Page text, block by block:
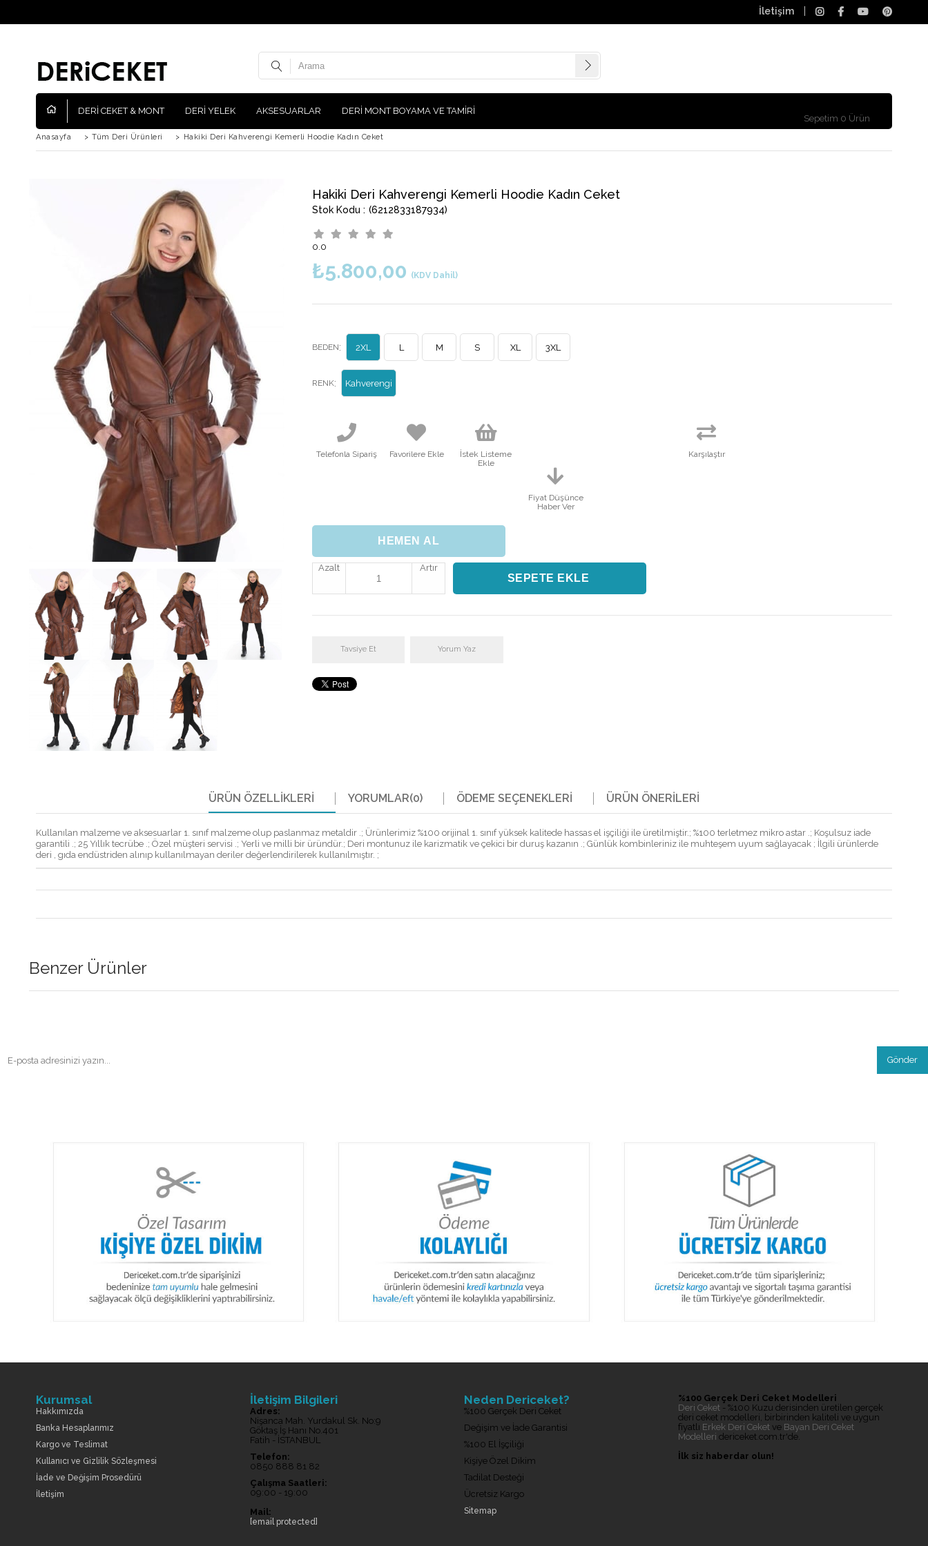
İletişim
Sepetim 0 Ürün
DERİ CEKET & MONT DERİ YELEK AKSESUARLAR DERİ MONT BOYAMA VE TAMİRİ
Anasayfa > Tüm Deri Ürünleri > Hakiki Deri Kahverengi Kemerli Hoodie Kadın Ceket
Hakiki Deri Kahverengi Kemerli Hoodie Kadın Ceket
(6212833187934)
0.0
₺5.800,00 (KDV Dahil)
BEDEN: 2XL L M S XL 3XL
RENK: Kahverengi
Telefonla Sipariş Favorilere Ekle
İstek Listeme
Ekle
Karşılaştır
Fiyat Düşünce
Haber Ver
Artır
Azalt
Tavsiye Et Yorum Yaz
ÜRÜN ÖZELLIKLERI YORUMLAR(0) ÖDEME SEÇENEKLERI ÜRÜN ÖNERILERI
Kullanılan malzeme ve aksesuarlar 1. sınıf malzeme olup paslanmaz metaldir .; Ürünlerimiz %100 orijinal 1. sınıf yüksek kalitede hassas el işçiliği ile üretilmiştir.; %100 terletmez mikro astar .; Koşulsuz iade
garantili .; 25 Yıllık tecrübe .; Özel müşteri servisi .; Yerli ve milli bir üründür.; Deri montunuz ile karizmatik ve çekici bir duruş kazanın .; Günlük kombinleriniz ile muhteşem uyum sağlayacak ; İlgili ürünlerde
deri , gıda endüstriden alınıp kullanılmayan deriler değerlendirilerek kullanılmıştır. ;
Benzer Ürünler
Gönder
Kurumsal
Hakkımızda
Banka Hesaplarımız
Kargo ve Teslimat
Kullanıcı ve Gizlilik Sözleşmesi
İade ve Değişim Prosedürü
İletişim
İletişim Bilgileri
Adres:
Nişanca Mah. Yurdakul Sk. No:9
Göktaş İş Hanı No.401
Fatih - İSTANBUL
Telefon:
0850 888 81 82
Çalışma Saatleri:
09:00 - 19:00
Mail:
[email protected]
Neden Dericeket?
%100 Gerçek Deri Ceket
Değişim ve İade Garantisi
%100 El İşçiliği
Kişiye Özel Dikim
Tadilat Desteği
Ücretsiz Kargo
Sitemap
%100 Gerçek Deri Ceket Modelleri
Deri Ceket - %100 Kuzu derisinden üretilen gerçek
deri ceket modelleri, birbirinden kaliteli ve uygun
fiyatlı Erkek Deri Ceket ve Bayan Deri Ceket
Modelleri dericeket.com.tr'de.
İlk siz haberdar olun!